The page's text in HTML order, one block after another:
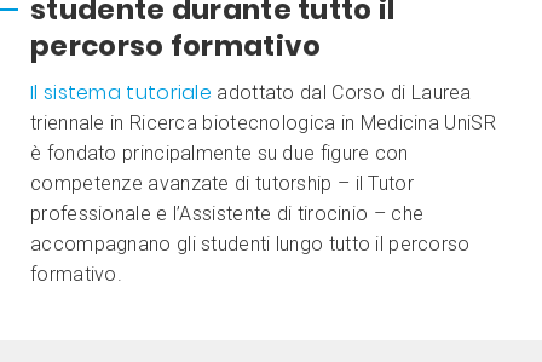
studente durante tutto il
percorso formativo
Il sistema tutoriale adottato dal Corso di Laurea
triennale in Ricerca biotecnologica in Medicina UniSR
è fondato principalmente su due figure con
competenze avanzate di tutorship – il Tutor
professionale e l’Assistente di tirocinio – che
accompagnano gli studenti lungo tutto il percorso
formativo.